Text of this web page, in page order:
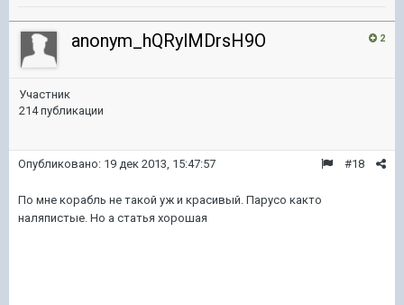
2
anonym_hQRylMDrsH9O
Участник
214 публикации
#18
Опубликовано: 19 дек 2013, 15:47:57
По мне корабль не такой уж и красивый. Парусо както
наляпистые. Но а статья хорошая